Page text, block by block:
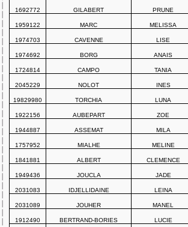
1692772 GILABERT PRUNE
1959122 MARC MELISSA
1974703 CAVENNE LISE
1974692 BORG ANAIS
1724814 CAMPO TANIA
2045229 NOLOT INES
19829980 TORCHIA LUNA
1922156 AUBEPART ZOE
1944887 ASSEMAT MILA
1757952 MIALHE MELINE
1841881 ALBERT CLEMENCE
1949436 JOUCLA JADE
2031083 IDJELLIDAINE LEINA
2031089 JOUHER MANEL
1912490 BERTRAND-BORIES LUCIE